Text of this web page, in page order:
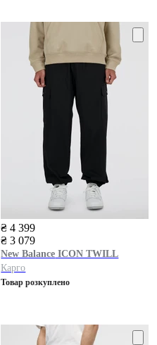
₴ 4 399
₴ 3 079
New Balance ICON TWILL
Карго
Товар розкуплено